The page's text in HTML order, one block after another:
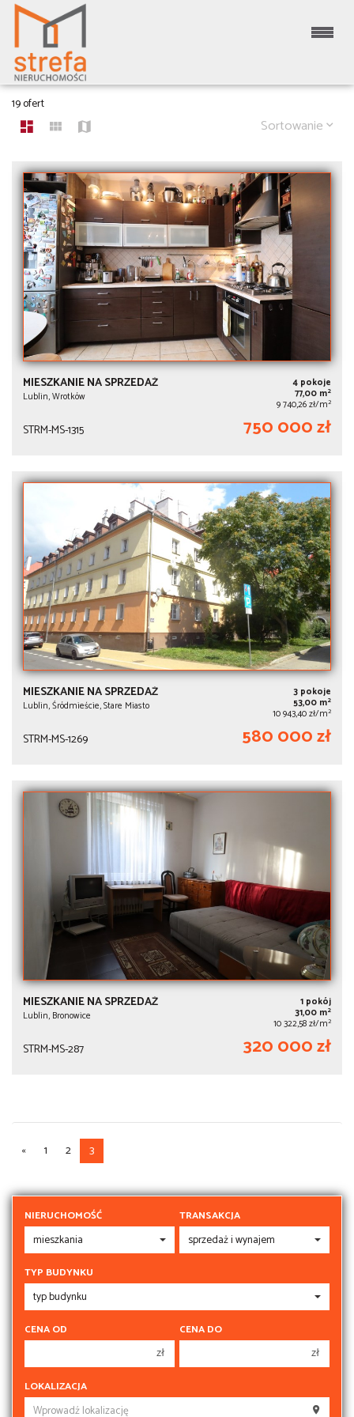
MIESZKANIA
19 ofert
Sortowanie
MIESZKANIE NA SPRZEDAŻ
Lublin, Wrotków
4 pokoje
77,00 m2
9 740,26 zł/m2
STRM-MS-1315 750 000 zł
MIESZKANIE NA SPRZEDAŻ
Lublin, Śródmieście, Stare Miasto
3 pokoje
53,00 m2
10 943,40 zł/m2
STRM-MS-1269 580 000 zł
MIESZKANIE NA SPRZEDAŻ
Lublin, Bronowice
1 pokój
31,00 m2
10 322,58 zł/m2
STRM-MS-287 320 000 zł
« 1 2 3
NIERUCHOMOŚĆ TRANSAKCJA
TYP BUDYNKU
CENA OD
zł
200 000 zł
CENA DO
zł
200 000 zł
LOKALIZACJA